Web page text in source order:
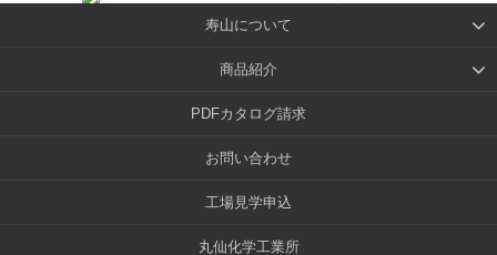
寿山について
商品紹介
PDFカタログ請求
お問い合わせ
工場見学申込
丸仙化学工業所